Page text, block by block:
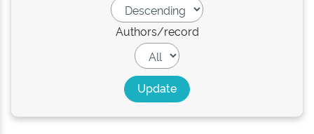
Authors/record